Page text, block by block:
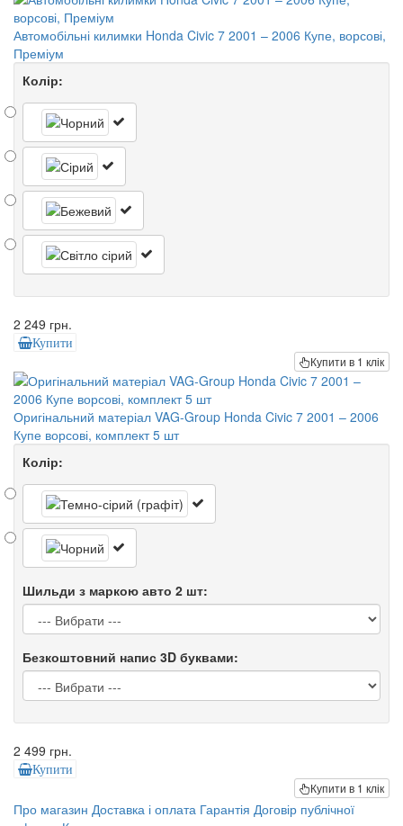
Автомобільні килимки Honda Civic 7 2001 – 2006 Купе, ворсові,
Преміум
Колір:
2 249 грн.
Купити
Купити в 1 клік
Оригінальний матеріал VAG-Group Honda Civic 7 2001 – 2006
Купе ворсові, комплект 5 шт
Колір:
Шильди з маркою авто 2 шт:
Безкоштовний напис 3D буквами:
2 499 грн.
Купити
Купити в 1 клік
Про магазин Доставка і оплата Гарантія Договір публічної